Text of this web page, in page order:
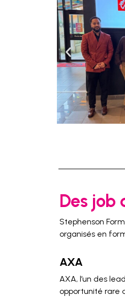
Des job
Stephenson
organisés en
AXA
AXA, l’un des
opportunité rare